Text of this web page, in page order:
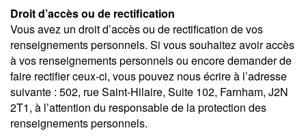
Droit d’accès ou de rectification
Vous avez un droit d’accès ou de rectification de vos
renseignements personnels. Si vous souhaitez avoir accès
à vos renseignements personnels ou encore demander de
faire rectifier ceux-ci, vous pouvez nous écrire à l’adresse
suivante : 502, rue Saint-Hilaire, Suite 102, Farnham, J2N
2T1, à l’attention du responsable de la protection des
renseignements personnels.